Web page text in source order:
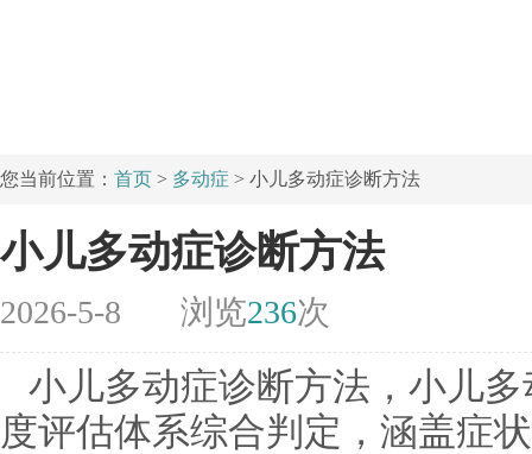
您当前位置： 首页 > 多动症 > 小儿多动症诊断方法
小儿多动症诊断方法
2026-5-8 浏览236次
小儿多动症诊断方法，小儿
度评估体系综合判定，涵盖症